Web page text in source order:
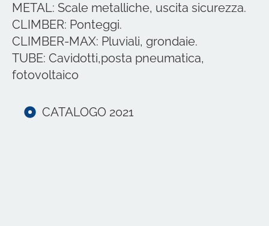
METAL: Scale metalliche, uscita sicurezza.
CLIMBER: Ponteggi.
CLIMBER-MAX: Pluviali, grondaie.
TUBE: Cavidotti,posta pneumatica,
fotovoltaico
CATALOGO 2021